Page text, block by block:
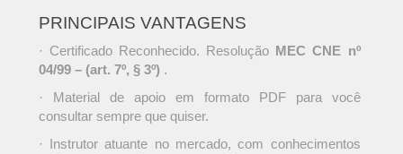
PRINCIPAIS VANTAGENS
· Certificado Reconhecido. Resolução MEC CNE nº
04/99 – (art. 7º, § 3º) .
· Material de apoio em formato PDF para você
consultar sempre que quiser.
· Instrutor atuante no mercado, com conhecimentos